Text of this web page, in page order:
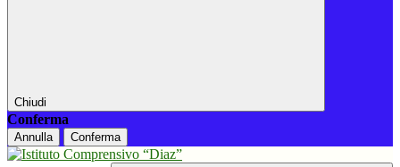
Chiudi
Conferma
Annulla Conferma